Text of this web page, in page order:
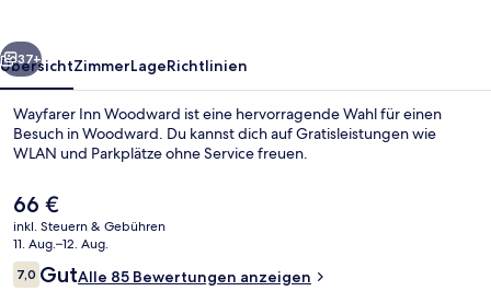
Weiter
37+
ÜbersichtZimmerLageRichtlinien
Wayfarer Inn Woodward ist eine hervorragende Wahl für einen
Besuch in Woodward. Du kannst dich auf Gratisleistungen wie
WLAN und Parkplätze ohne Service freuen.
Der
aktuelle
Preis
beträgt
66 €.
66 €
inkl. Steuern & Gebühren
11. Aug.–12. Aug.
Bewertungen
7,07,0 von 10.
GutAlle 85 Bewertungen anzeigen